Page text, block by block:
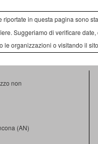
riportate in questa pagina sono
Suggeriamo di verificare
le organizzazioni o visitando il
non
(AN)